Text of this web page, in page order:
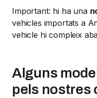
Important: hi ha una
vehicles importats a
vehicle hi compleix
Alguns
pels nostres